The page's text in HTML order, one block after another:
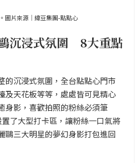
圖片來源｜緯豆集團-點點心
沉浸式氛圍 8大重點
的沉浸式氛圍，全台點點心門市
及天花板等等，處處皆可見精心
身影，喜歡拍照的粉絲必須筆
了大型打卡區，讓粉絲一口氣將
鷗三大明星的夢幻身影打包進回